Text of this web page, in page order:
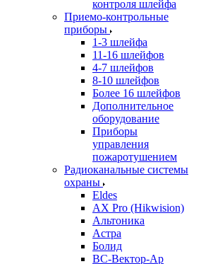
контроля шлейфа
Приемо-контрольные
приборы
1-3 шлейфа
11-16 шлейфов
4-7 шлейфов
8-10 шлейфов
Более 16 шлейфов
Дополнительное
оборудование
Приборы
управления
пожаротушением
Радиоканальные системы
охраны
Eldes
AX Pro (Hikwision)
Альтоника
Астра
Болид
ВС-Вектор-Ар